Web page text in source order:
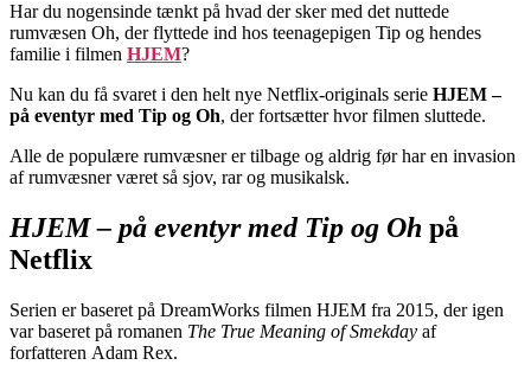
Har du nogensinde tænkt på hvad der sker med det nuttede
rumvæsen Oh, der flyttede ind hos teenagepigen Tip og hendes
familie i filmen HJEM?
Nu kan du få svaret i den helt nye Netflix-originals serie HJEM –
på eventyr med Tip og Oh, der fortsætter hvor filmen sluttede.
Alle de populære rumvæsner er tilbage og aldrig før har en invasion
af rumvæsner været så sjov, rar og musikalsk.
HJEM – på eventyr med Tip og Oh på
Netflix
Serien er baseret på DreamWorks filmen HJEM fra 2015, der igen
var baseret på romanen The True Meaning of Smekday af
forfatteren Adam Rex.